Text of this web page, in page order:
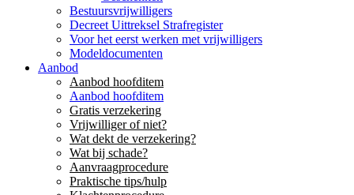
Bestuursvrijwilligers
Decreet Uittreksel Strafregister
Voor het eerst werken met vrijwilligers
Modeldocumenten
Aanbod
Aanbod hoofditem
Aanbod hoofditem
Gratis verzekering
Vrijwilliger of niet?
Wat dekt de verzekering?
Wat bij schade?
Aanvraagprocedure
Praktische tips/hulp